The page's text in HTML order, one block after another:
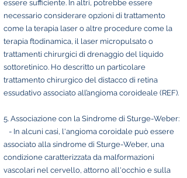
essere sufficiente. In altri, potrebbe essere
necessario considerare opzioni di trattamento
come la terapia laser o altre procedure come la
terapia ftodinamica, il laser micropulsato o
trattamenti chirurgici di drenaggio del liquido
sottoretinico. Ho descritto un particolare
trattamento chirurgico del distacco di retina
essudativo associato all’angioma coroideale (REF).
5. Associazione con la Sindrome di Sturge-Weber:
- In alcuni casi, l'angioma coroidale può essere
associato alla sindrome di Sturge-Weber, una
condizione caratterizzata da malformazioni
vascolari nel cervello, attorno all'occhio e sulla